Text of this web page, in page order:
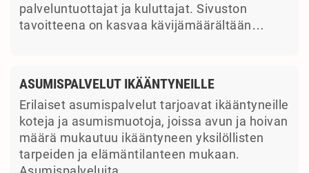
palveluntuottajat ja kuluttajat. Sivuston
tavoitteena on kasvaa kävijämäärältään…
ASUMISPALVELUT IKÄÄNTYNEILLE
Erilaiset asumispalvelut tarjoavat ikääntyneille
koteja ja asumismuotoja, joissa avun ja hoivan
määrä mukautuu ikääntyneen yksilöllisten
tarpeiden ja elämäntilanteen mukaan.